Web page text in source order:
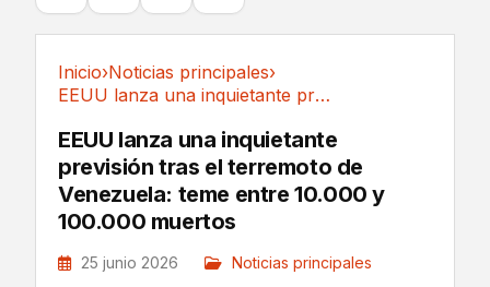
Inicio›Noticias principales›
EEUU lanza una inquietante previsión tras el...
EEUU lanza una inquietante
previsión tras el terremoto de
Venezuela: teme entre 10.000 y
100.000 muertos
25 junio 2026 Noticias principales